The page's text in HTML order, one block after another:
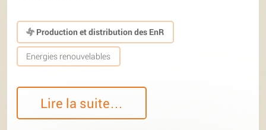
Production et distribution des EnR
Energies renouvelables
Lire la suite…